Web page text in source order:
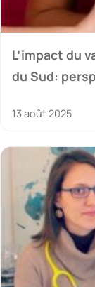
L’impact du
du Sud:
13 août 2025